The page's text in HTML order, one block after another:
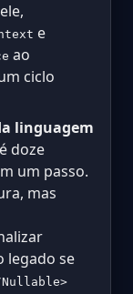
e
ao
ciclo
linguagem
doze
um passo.
mas
legado se